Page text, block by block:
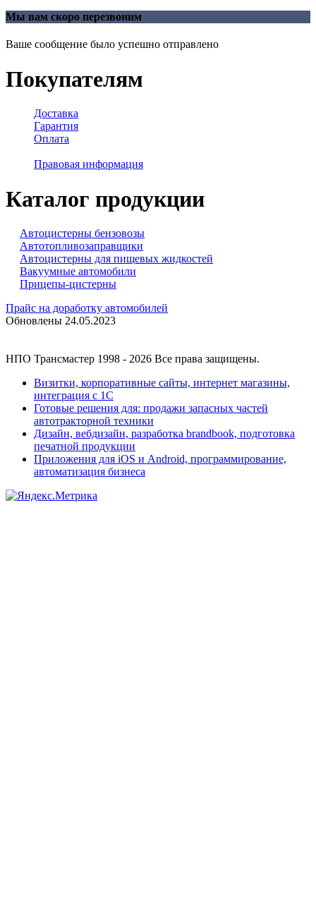
Мы вам скоро перезвоним
Ваше сообщение было успешно отправлено
Покупателям
Доставка
Гарантия
Оплата
Правовая информация
Каталог продукции
Автоцистерны бензовозы
Автотопливозаправщики
Автоцистерны для пищевых жидкостей
Вакуумные автомобили
Прицепы-цистерны
Прайс на доработку автомобилей
Обновлены 24.05.2023
НПО Трансмастер 1998 - 2026 Все права защищены.
Визитки, корпоративные сайты, интернет магазины,
интеграция с 1С
Готовые решения для: продажи запасных частей
автотракторной техники
Дизайн, вебдизайн, разработка brandbook, подготовка
печатной продукции
Приложения для iOS и Android, программирование,
автоматизация бизнеса